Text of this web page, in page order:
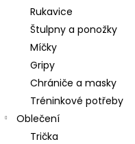
Rukavice
Štulpny a ponožky
Míčky
Gripy
Chrániče a masky
Tréninkové potřeby
Oblečení
Trička